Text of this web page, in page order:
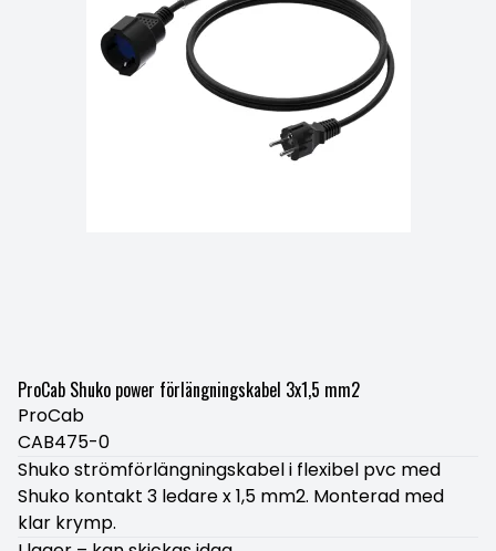
ProCab Shuko power förlängningskabel 3x1,5 mm2
ProCab
CAB475-0
Shuko strömförlängningskabel i flexibel pvc med
Shuko kontakt 3 ledare x 1,5 mm2. Monterad med
klar krymp.